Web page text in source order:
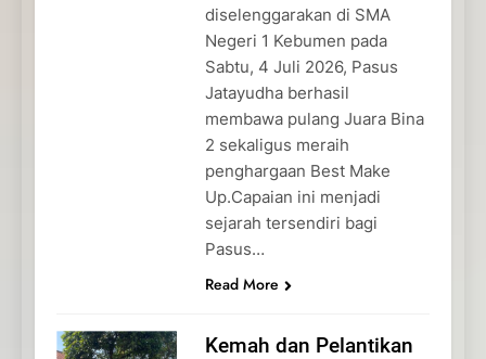
diselenggarakan di SMA
Negeri 1 Kebumen pada
Sabtu, 4 Juli 2026, Pasus
Jatayudha berhasil
membawa pulang Juara Bina
2 sekaligus meraih
penghargaan Best Make
Up.Capaian ini menjadi
sejarah tersendiri bagi
Pasus…
Read More
Kemah dan Pelantikan